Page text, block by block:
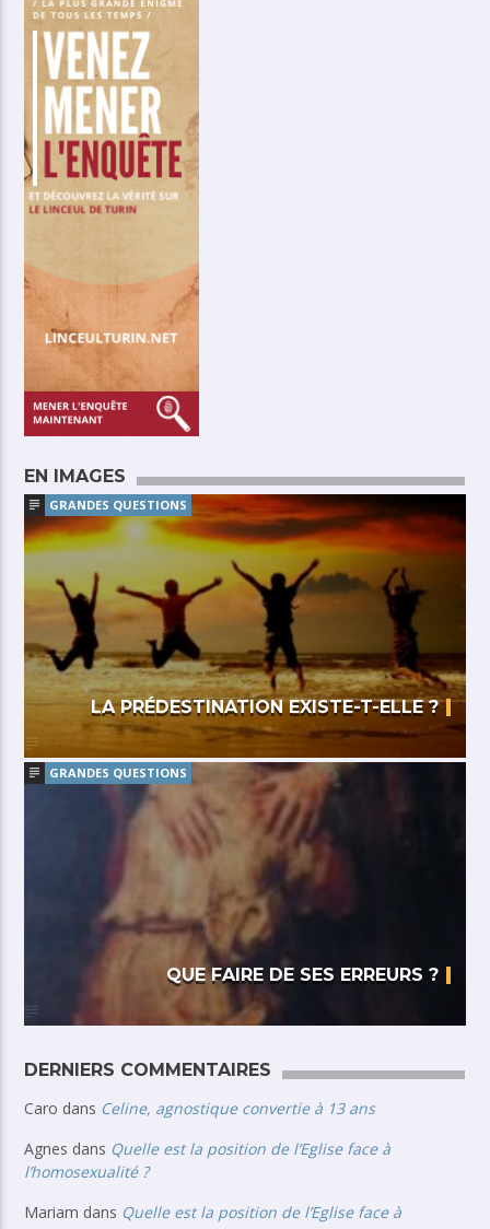
EN IMAGES
GRANDES QUESTIONS
LA PRÉDESTINATION EXISTE-T-ELLE ?
GRANDES QUESTIONS
QUE FAIRE DE SES ERREURS ?
DERNIERS COMMENTAIRES
Caro dans Celine, agnostique convertie à 13 ans
Agnes dans Quelle est la position de l’Eglise face à
l’homosexualité ?
Mariam dans Quelle est la position de l’Eglise face à